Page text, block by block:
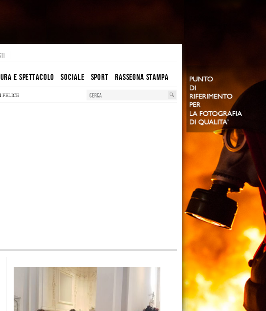
E SPETTACOLO SOCIALE SPORT RASSEGNA STAMPA
FELICE